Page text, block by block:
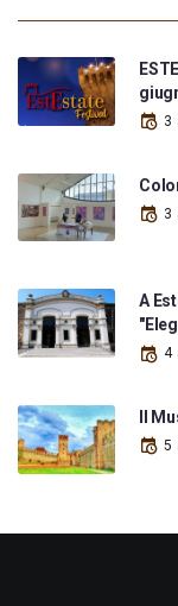
3
3
A
4
Il
5